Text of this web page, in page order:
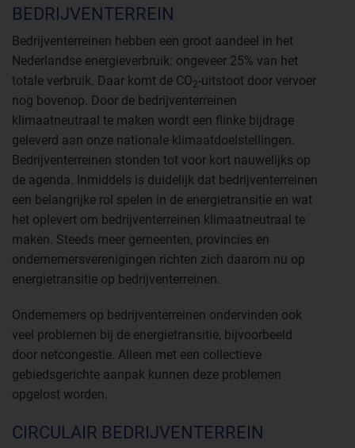
BEDRIJVENTERREIN
Bedrijventerreinen hebben een groot aandeel in het
Nederlandse energieverbruik: ongeveer 25% van het
totale verbruik. Daar komt de CO2-uitstoot door vervoer
nog bovenop. Door de bedrijventerreinen
klimaatneutraal te maken wordt een flinke bijdrage
geleverd aan onze nationale klimaatdoelstellingen.
Bedrijventerreinen stonden tot voor kort nauwelijks op
de agenda. Inmiddels is duidelijk dat bedrijventerreinen
een belangrijke rol spelen in de energietransitie en wat
het oplevert om bedrijventerreinen klimaatneutraal te
maken. Steeds meer gemeenten, provincies en
ondernemersverenigingen richten zich daarom nu op
energietransitie op bedrijventerreinen.
Ondernemers op bedrijventerreinen ondervinden ook
veel problemen bij de energietransitie, bijvoorbeeld
door netcongestie. Alleen met een collectieve
gebiedsgerichte aanpak kunnen deze problemen
opgelost worden.
CIRCULAIR BEDRIJVENTERREIN